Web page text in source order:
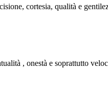
cortesia, qualità e
, onestà e soprattutto